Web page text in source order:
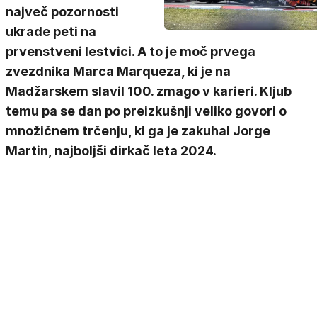
največ pozornosti
ukrade peti na
prvenstveni lestvici. A to je moč prvega
zvezdnika Marca Marqueza, ki je na
Madžarskem slavil 100. zmago v karieri. Kljub
temu pa se dan po preizkušnji veliko govori o
množičnem trčenju, ki ga je zakuhal Jorge
Martin, najboljši dirkač leta 2024.